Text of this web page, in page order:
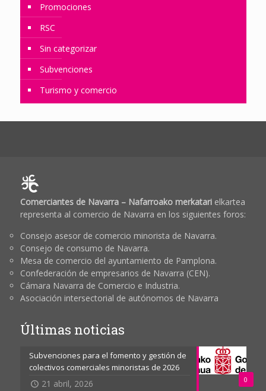
Promociones
RSC
Sin categorizar
Subvenciones
Turismo y comercio
Comerciantes de Navarra – Nafarroako merkatarielkartea
representa al comercio de Navarra en los siguientes foros:
Consejo asesor de comercio minorista de Navarra.
Consejo de consumo de Navarra.
Mesa de comercio del ayuntamiento de Pamplona.
Confederación de empresarios de Navarra (CEN).
Cámara Navarra de Comercio e Industria.
Asociación intersectorial de autónomos de Navarra
Últimas noticias
0
Subvenciones para el fomento y gestión de
colectivos comerciales minoristas de 2026
21 abril, 2026